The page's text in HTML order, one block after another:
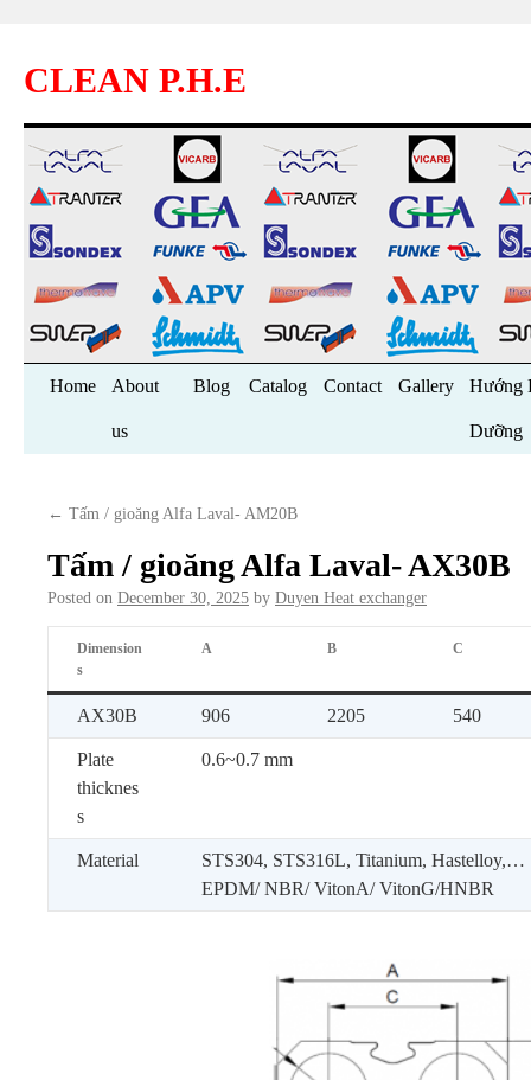
CLEAN P.H.E
Skip
Home About
us
Blog Catalog Contact Gallery Hướng
Dưỡng
← Tấm / gioăng Alfa Laval- AM20B
Tấm / gioăng Alfa Laval- AX30B
Posted on December 30, 2025 by Duyen Heat exchanger
Dimension
s
A B C
AX30B 906 2205 540
Plate
thicknes
s
0.6~0.7 mm
Material
STS304, STS316L, Titanium, Hastelloy,…
EPDM/ NBR/ VitonA/ VitonG/HNBR